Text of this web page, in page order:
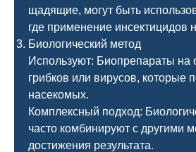
щадящие, могут быть
где применение инсектицидов
Биологический метод
Используют: Биопрепараты на
грибков или вирусов, которые
насекомых.
Комплексный подход:
часто комбинируют с другими
достижения результата.